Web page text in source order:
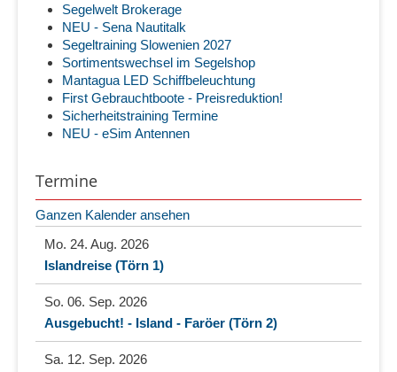
Segelwelt Brokerage
NEU - Sena Nautitalk
Segeltraining Slowenien 2027
Sortimentswechsel im Segelshop
Mantagua LED Schiffbeleuchtung
First Gebrauchtboote - Preisreduktion!
Sicherheitstraining Termine
NEU - eSim Antennen
Termine
Ganzen Kalender ansehen
Mo. 24. Aug. 2026
Islandreise (Törn 1)
So. 06. Sep. 2026
Ausgebucht! - Island - Faröer (Törn 2)
Sa. 12. Sep. 2026